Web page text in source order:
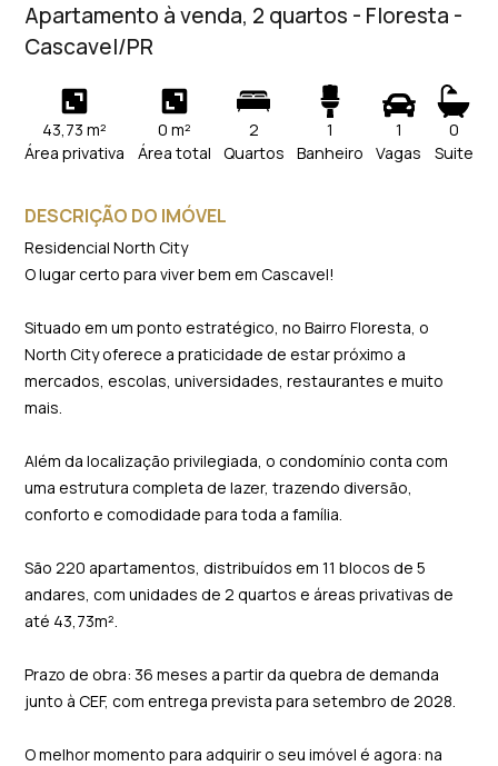
Apartamento à venda, 2 quartos - Floresta -
Cascavel/PR
43,73 m²
Área privativa
0 m²
Área total
2
Quartos
1
Banheiro
1
Vagas
0
Suite
DESCRIÇÃO DO IMÓVEL
Residencial North City
O lugar certo para viver bem em Cascavel!
Situado em um ponto estratégico, no Bairro Floresta, o
North City oferece a praticidade de estar próximo a
mercados, escolas, universidades, restaurantes e muito
mais.
Além da localização privilegiada, o condomínio conta com
uma estrutura completa de lazer, trazendo diversão,
conforto e comodidade para toda a família.
São 220 apartamentos, distribuídos em 11 blocos de 5
andares, com unidades de 2 quartos e áreas privativas de
até 43,73m².
Prazo de obra: 36 meses a partir da quebra de demanda
junto à CEF, com entrega prevista para setembro de 2028.
O melhor momento para adquirir o seu imóvel é agora: na